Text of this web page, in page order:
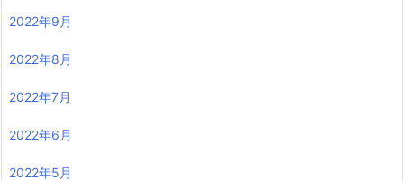
2022年9月
2022年8月
2022年7月
2022年6月
2022年5月